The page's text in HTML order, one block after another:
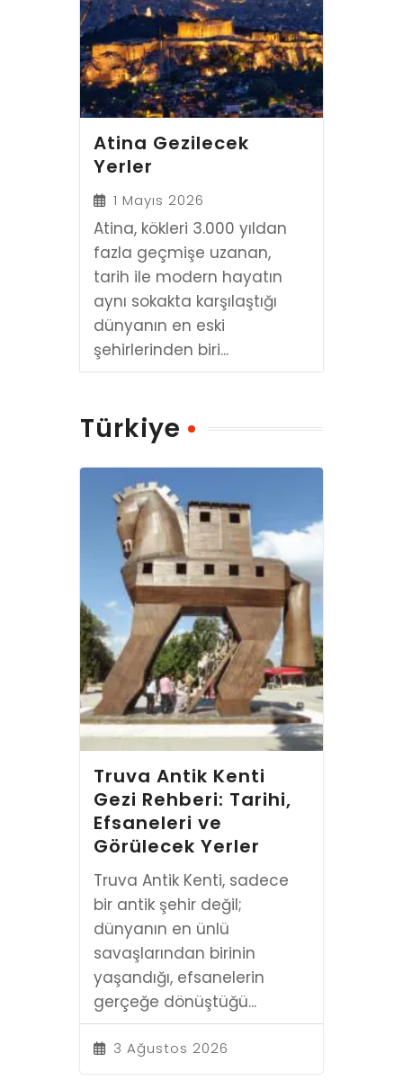
Atina Gezilecek
Yerler
1 Mayıs 2026
Atina, kökleri 3.000 yıldan
fazla geçmişe uzanan,
tarih ile modern hayatın
aynı sokakta karşılaştığı
dünyanın en eski
şehirlerinden biri...
Türkiye
Truva Antik Kenti
Gezi Rehberi: Tarihi,
Efsaneleri ve
Görülecek Yerler
3 Ağustos 2026
Truva Antik Kenti, sadece
bir antik şehir değil;
dünyanın en ünlü
savaşlarından birinin
yaşandığı, efsanelerin
gerçeğe dönüştüğü...